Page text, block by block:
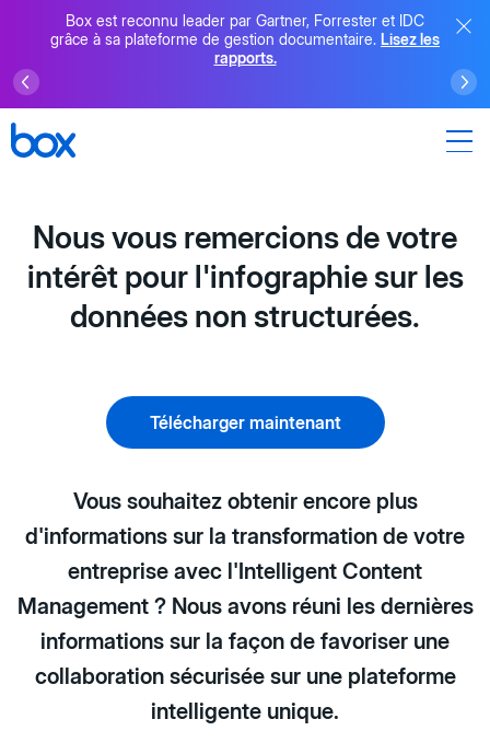
Box est reconnu leader par Gartner, Forrester et IDC
grâce à sa plateforme de gestion documentaire. Lisez les
rapports.
Nous vous remercions de votre
intérêt pour l'infographie sur les
données non structurées.
Télécharger maintenant
Vous souhaitez obtenir encore plus
d'informations sur la transformation de votre
entreprise avec l'Intelligent Content
Management ? Nous avons réuni les dernières
informations sur la façon de favoriser une
collaboration sécurisée sur une plateforme
intelligente unique.